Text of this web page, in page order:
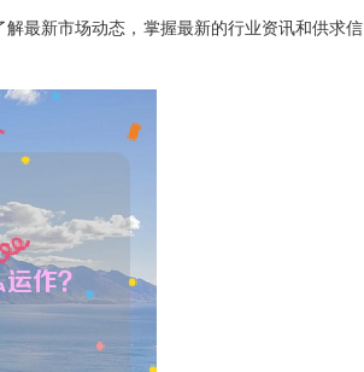
最新市场动态，掌握最新的行业资讯和供求信